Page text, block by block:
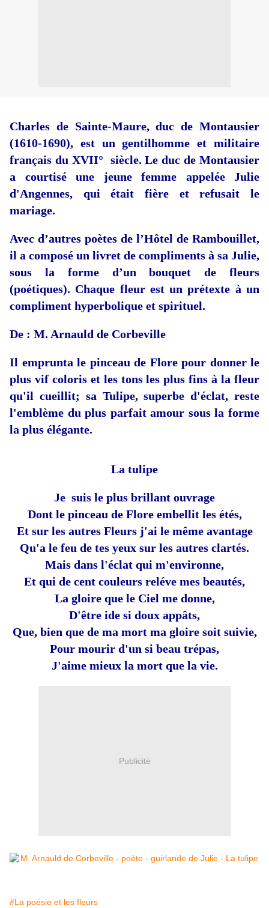
Charles de Sainte-Maure, duc de Montausier
(1610-1690), est un gentilhomme et militaire
français du XVII° siècle. Le duc de Montausier
a courtisé une jeune femme appelée Julie
d'Angennes, qui était fière et refusait le
mariage.
Avec d’autres poètes de l’Hôtel de Rambouillet,
il a composé un livret de compliments à sa Julie,
sous la forme d’un bouquet de fleurs
(poétiques). Chaque fleur est un prétexte à un
compliment hyperbolique et spirituel.
De : M. Arnauld de Corbeville
Il emprunta le pinceau de Flore pour donner le
plus vif coloris et les tons les plus fins à la fleur
qu'il cueillit; sa Tulipe, superbe d'éclat, reste
l'emblème du plus parfait amour sous la forme
la plus élégante.
La tulipe
Je suis le plus brillant ouvrage
Dont le pinceau de Flore embellit les étés,
Et sur les autres Fleurs j'ai le même avantage
Qu'a le feu de tes yeux sur les autres clartés.
Mais dans l'éclat qui m'environne,
Et qui de cent couleurs reléve mes beautés,
La gloire que le Ciel me donne,
D'être ide si doux appâts,
Que, bien que de ma mort ma gloire soit suivie,
Pour mourir d'un si beau trépas,
J'aime mieux la mort que la vie.
Publicité
#La poésie et les fleurs